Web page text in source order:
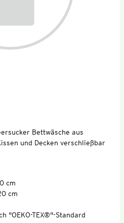
Bettwäsche aus
und Decken verschließbar
cm
cm
"OEKO-TEX®"-Standard